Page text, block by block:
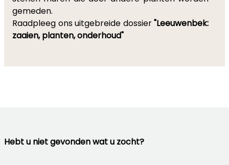
gemeden.
Raadpleeg ons uitgebreide dossier"Leeuwenbek:
zaaien, planten, onderhoud"
Hebt u niet gevonden wat u zocht?